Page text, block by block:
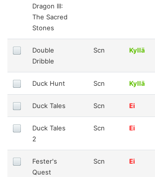
Dragon III:
The Sacred
Stones
Double
Dribble
Scn Kyllä
Duck Hunt Scn Kyllä
Duck Tales Scn Ei
Duck Tales
2
Scn Ei
Fester's
Quest
Scn Ei